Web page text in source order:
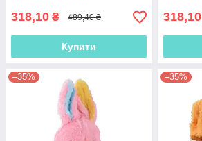
318,10 ₴ 489,40 ₴
Купити
318,10
–35% –35%